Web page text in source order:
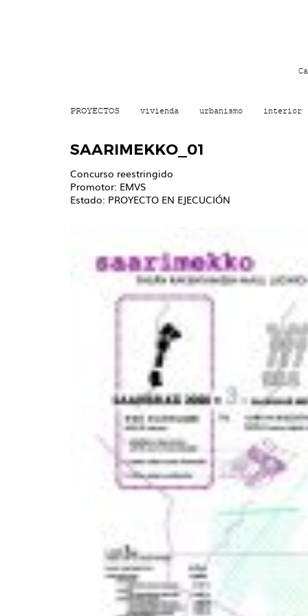
PROYECTOS vivienda urbanismo interior
SAARIMEKKO_01
Concurso reestringido
Promotor: EMVS
Estado: PROYECTO EN EJECUCIÓN